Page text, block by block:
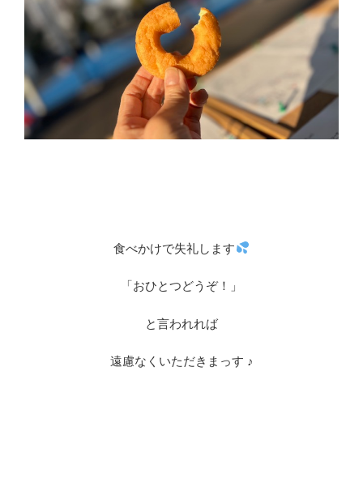
食べかけで失礼します
「おひとつどうぞ！」
と言われれば
遠慮なくいただきまっす ♪